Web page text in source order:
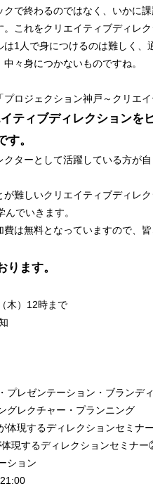
クで終わるのではなく、いかに
これをクリエイティブディレク
は1人で身につけるのは難しく
々身につかないものですね。
プロジェクション神戸～クリエ
ティブディレクションを
。
ターとして活躍している方が
難しいクリエイティブディレ
でいきます。
は無料となっていますので、
ます。
木）12時まで
プレゼンテーション・ブランデ
グレクチャー・プランニング
体現するディレクションセミナ
現するディレクションセミナ
ション